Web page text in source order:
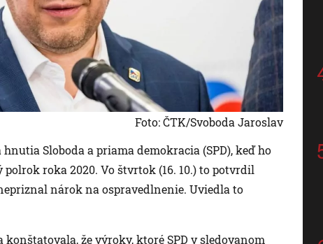
Foto: ČTK/Svoboda Jaroslav
Sloboda a priama demokracia (SPD), keď ho
roka 2020. Vo štvrtok (16. 10.) to potvrdil
nárok na ospravedlnenie. Uviedla to
že výroky, ktoré SPD v sledovanom